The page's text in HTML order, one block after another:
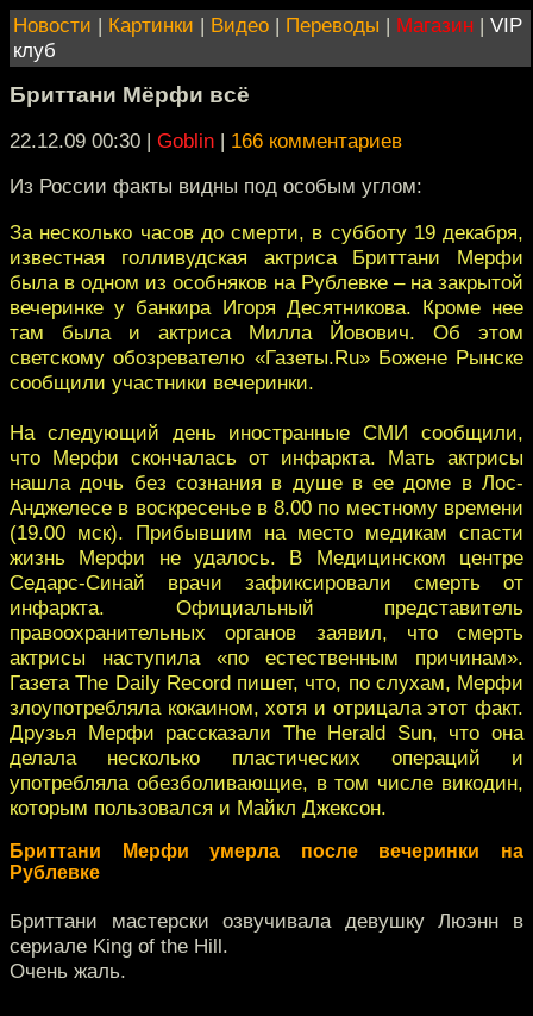
Новости | Картинки | Видео | Переводы | Магазин | VIP
клуб
Бриттани Мёрфи всё
22.12.09 00:30 | Goblin | 166 комментариев
Из России факты видны под особым углом:
За несколько часов до смерти, в субботу 19 декабря,
известная голливудская актриса Бриттани Мерфи
была в одном из особняков на Рублевке – на закрытой
вечеринке у банкира Игоря Десятникова. Кроме нее
там была и актриса Милла Йовович. Об этом
светскому обозревателю «Газеты.Ru» Божене Рынске
сообщили участники вечеринки.
На следующий день иностранные СМИ сообщили,
что Мерфи скончалась от инфаркта. Мать актрисы
нашла дочь без сознания в душе в ее доме в Лос-
Анджелесе в воскресенье в 8.00 по местному времени
(19.00 мск). Прибывшим на место медикам спасти
жизнь Мерфи не удалось. В Медицинском центре
Седарс-Синай врачи зафиксировали смерть от
инфаркта. Официальный представитель
правоохранительных органов заявил, что смерть
актрисы наступила «по естественным причинам».
Газета The Daily Record пишет, что, по слухам, Мерфи
злоупотребляла кокаином, хотя и отрицала этот факт.
Друзья Мерфи рассказали The Herald Sun, что она
делала несколько пластических операций и
употребляла обезболивающие, в том числе викодин,
которым пользовался и Майкл Джексон.
Бриттани Мерфи умерла после вечеринки на
Рублевке
Бриттани мастерски озвучивала девушку Люэнн в
сериале King of the Hill.
Очень жаль.